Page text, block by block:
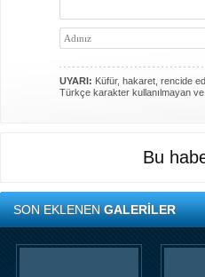
UYARI: Küfür, hakaret, rencide
Türkçe karakter kullanılmayan
Bu
SON EKLENENGALERİLER